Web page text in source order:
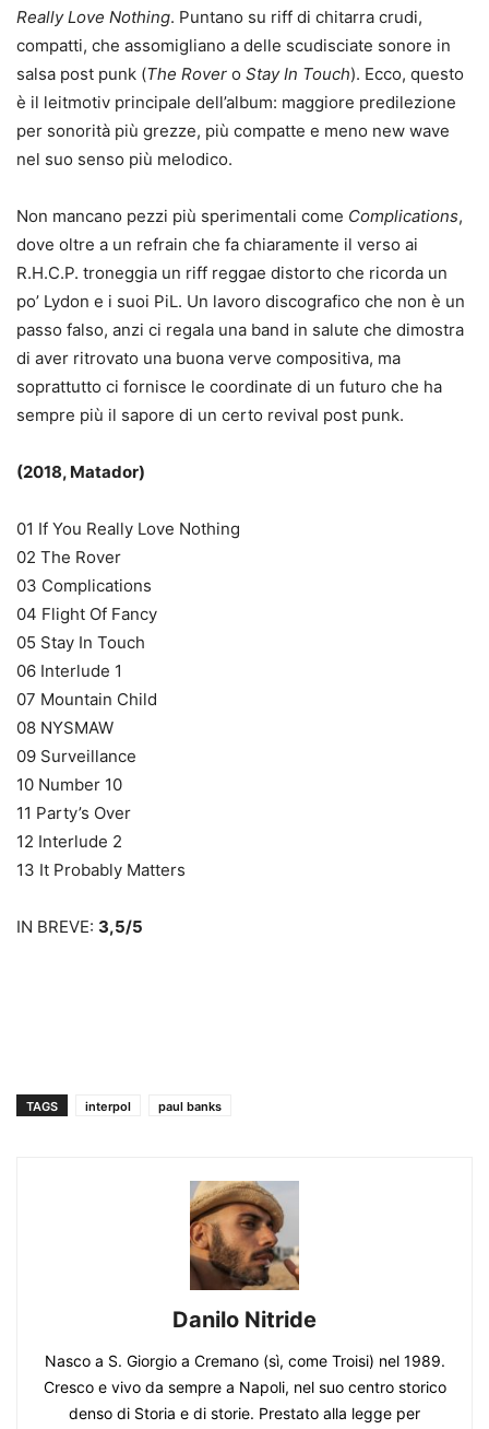
Really Love Nothing. Puntano su riff di chitarra crudi,
compatti, che assomigliano a delle scudisciate sonore in
salsa post punk (The Rover o Stay In Touch). Ecco, questo
è il leitmotiv principale dell’album: maggiore predilezione
per sonorità più grezze, più compatte e meno new wave
nel suo senso più melodico.
Non mancano pezzi più sperimentali come Complications,
dove oltre a un refrain che fa chiaramente il verso ai
R.H.C.P. troneggia un riff reggae distorto che ricorda un
po’ Lydon e i suoi PiL. Un lavoro discografico che non è un
passo falso, anzi ci regala una band in salute che dimostra
di aver ritrovato una buona verve compositiva, ma
soprattutto ci fornisce le coordinate di un futuro che ha
sempre più il sapore di un certo revival post punk.
(2018, Matador)
01 If You Really Love Nothing
02 The Rover
03 Complications
04 Flight Of Fancy
05 Stay In Touch
06 Interlude 1
07 Mountain Child
08 NYSMAW
09 Surveillance
10 Number 10
11 Party’s Over
12 Interlude 2
13 It Probably Matters
IN BREVE: 3,5/5
TAGS interpol paul banks
Danilo Nitride
Nasco a S. Giorgio a Cremano (sì, come Troisi) nel 1989.
Cresco e vivo da sempre a Napoli, nel suo centro storico
denso di Storia e di storie. Prestato alla legge per